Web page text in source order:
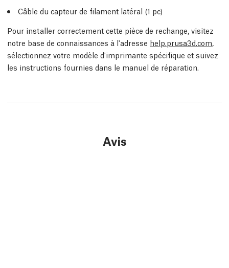
Câble du capteur de filament latéral (1 pc)
Pour installer correctement cette pièce de rechange, visitez
notre base de connaissances à l'adresse help.prusa3d.com,
sélectionnez votre modèle d'imprimante spécifique et suivez
les instructions fournies dans le manuel de réparation.
Avis